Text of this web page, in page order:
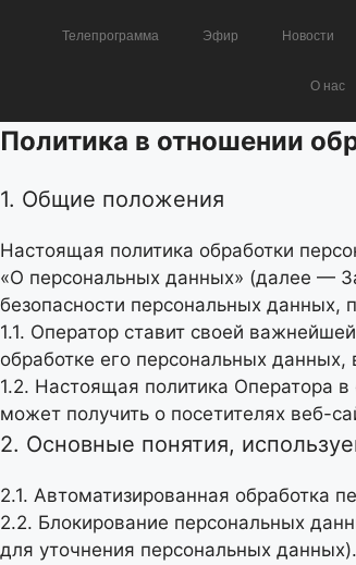
Телепрограмма Эфир Новости
О нас
Политика в отношении
1. Общие положения
Настоящая политика обработки
«О персональных данных» (далее —
безопасности персональных данных,
1.1. Оператор ставит своей
обработке его персональных
1.2. Настоящая политика Оператора
может получить о посетителях веб-
2. Основные понятия,
2.1. Автоматизированная обработка
2.2. Блокирование персональных
для уточнения персональных данных).